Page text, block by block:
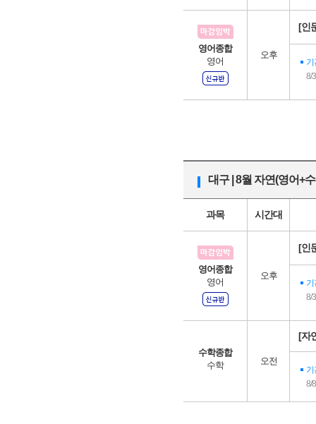
영어종합
영어
오후
[인
기
8/
대구 | 8월 자연(영어+
과목 시간대
영어종합
영어
오후
[인
기
8/
수학종합
수학
오전
[자
기
8/